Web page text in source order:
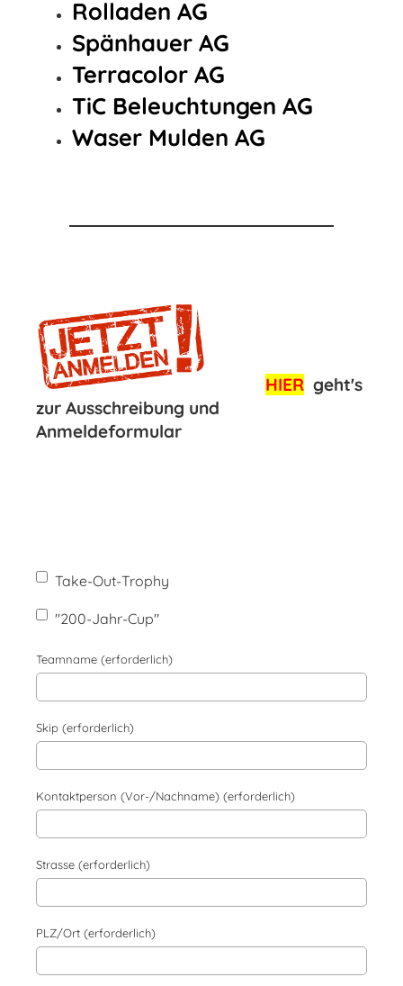
Rolladen AG
Spänhauer AG
Terracolor AG
TiC Beleuchtungen AG
Waser Mulden AG
HIER geht's
zur Ausschreibung und
Anmeldeformular
Take-Out-Trophy
"200-Jahr-Cup"
Teamname (erforderlich)
Skip (erforderlich)
Kontaktperson (Vor-/Nachname) (erforderlich)
Strasse (erforderlich)
PLZ/Ort (erforderlich)